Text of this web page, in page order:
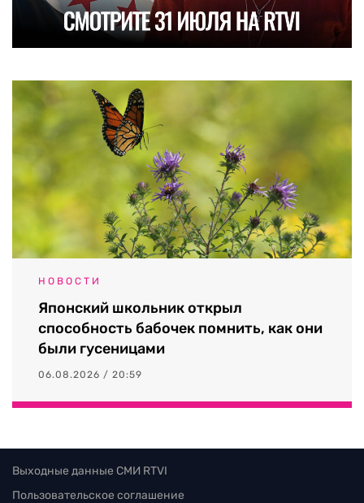
НОВОСТИ
Японский школьник открыл
способность бабочек помнить, как они
были гусеницами
06.08.2026 / 20:59
Выходные данные СМИ RTVI
Пользовательское соглашение